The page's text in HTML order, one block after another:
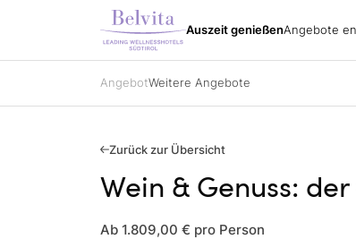
Auszeit genießen
Belvita Spirit
Impressionen
Belvita Spirit
Anreise
Jobs
Angebote
Alle Hotels
Angebote
AngebotWeitere Angebote
Zurück zur Übersicht
Wein & Genuss:
Ab 1.809,00 € pro Person